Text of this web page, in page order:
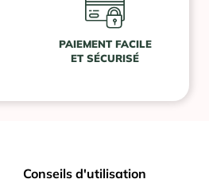
PAIEMENT FACILE
ET SÉCURISÉ
Conseils d'utilisation